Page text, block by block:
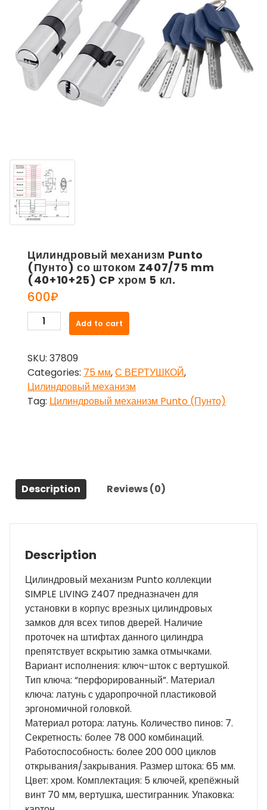
Цилиндровый механизм Punto
(Пунто) со штоком Z407/75 mm
(40+10+25) CP хром 5 кл.
600₽
Цилиндровый
механизм
(Пунто)
со
штоком
Z407/75
5
кл.
Add to cart
SKU: 37809
Categories: 75 мм,С ВЕРТУШКОЙ,
Цилиндровый механизм
Tag: Цилиндровый механизм Punto (Пунто)
Description Reviews (0)
Description
Цилиндровый механизм Punto коллекции
SIMPLE LIVING Z407 предназначен для
установки в корпус врезных цилиндровых
замков для всех типов дверей. Наличие
проточек на штифтах данного цилиндра
препятствует вскрытию замка отмычками.
Вариант исполнения: ключ-шток с вертушкой.
Тип ключа: “перфорированный”. Материал
ключа: латунь с ударопрочной пластиковой
эргономичной головкой.
Материал ротора: латунь. Количество пинов: 7.
Секретность: более 78 000 комбинаций.
Работоспособность: более 200 000 циклов
открывания/закрывания. Размер штока: 65 мм.
Цвет: хром. Комплектация: 5 ключей, крепёжный
винт 70 мм, вертушка, шестигранник. Упаковка: